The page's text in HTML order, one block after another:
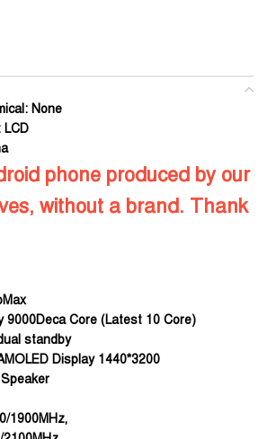
None
LCD
phone produced by our
without a brand. Thank
9000Deca Core (Latest 10 Core)
standby
Display 1440*3200
1900MHz,